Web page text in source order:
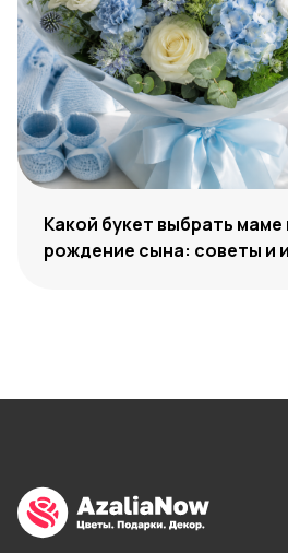
Какой букет выбрать маме
рождение сына: советы и